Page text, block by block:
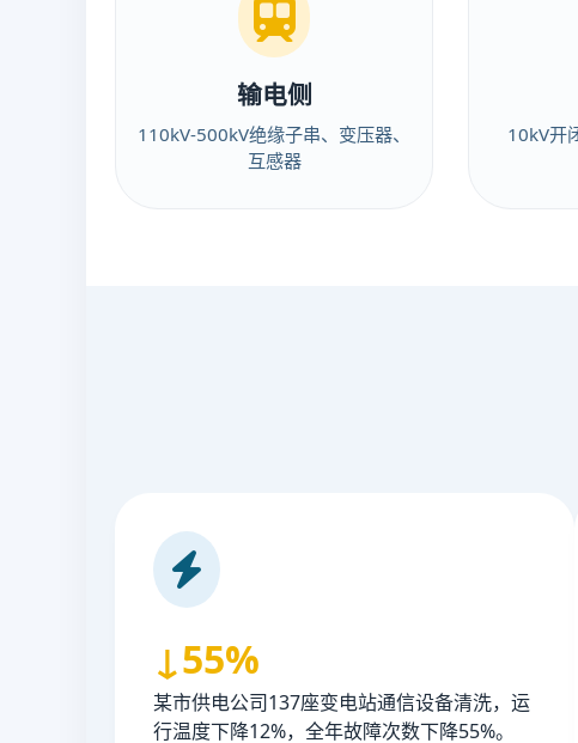
输电侧
110kV-500kV绝缘子串、变压器、
互感器
10kV开
↓55%
某市供电公司137座变电站通信设备清洗，运
行温度下降12%，全年故障次数下降55%。